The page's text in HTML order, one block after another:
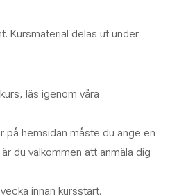
Kursmaterial delas ut under
läs igenom våra
på hemsidan måste du ange en
du välkommen att anmäla dig
innan kursstart.